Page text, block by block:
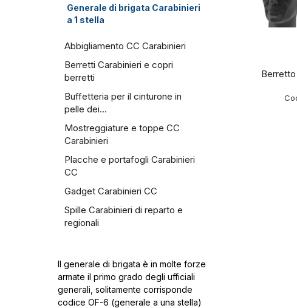
Generale di brigata Carabinieri
a 1 stella
Abbigliamento CC Carabinieri
Berretti Carabinieri e copri
berretti
Buffetteria per il cinturone in
pelle dei...
Mostreggiature e toppe CC
Carabinieri
Placche e portafogli Carabinieri
CC
Gadget Carabinieri CC
Spille Carabinieri di reparto e
regionali
Il generale di brigata è in molte forze
armate il primo grado degli ufficiali
generali, solitamente corrisponde
codice OF-6 (generale a una stella)